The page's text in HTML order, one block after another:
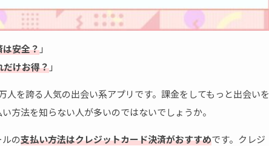
は安全？」
だけお得？」
人を誇る人気の出会い系アプリです。課金をしてもっと出会いを
方法を知らない人が多いのではないでしょうか。
の支払い方法はクレジットカード決済がおすすめです。クレジ